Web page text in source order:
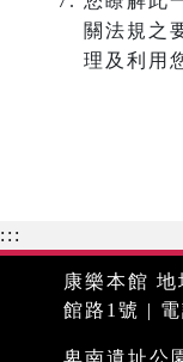
關法規之
理及利用
:::
康樂本館
館路1號 |